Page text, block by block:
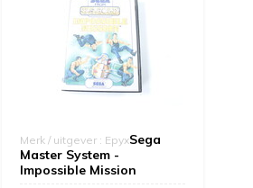
Merk / uitgever : EpyxSega
Master System -
Impossible Mission